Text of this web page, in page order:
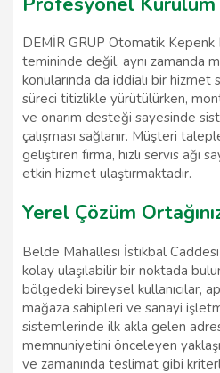
DEMİR GRUP Otomatik Kepenk
temininde değil, aynı zamanda
konularında da iddialı bir hizmet
süreci titizlikle yürütülürken,
ve onarım desteği sayesinde
çalışması sağlanır. Müşteri
geliştiren firma, hızlı servis ağı
etkin hizmet ulaştırmaktadır.
Yerel Çözüm
Belde Mahallesi İstikbal
kolay ulaşılabilir bir noktada
bölgedeki bireysel kullanıcılar,
mağaza sahipleri ve sanayi
sistemlerinde ilk akla gelen
memnuniyetini önceleyen
ve zamanında teslimat gibi